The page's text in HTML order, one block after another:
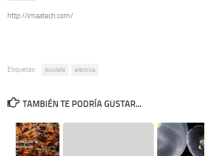
http://imaatech.com/
Etiquetas: bicicleta eléctrica
TAMBIÉN TE PODRÍA GUSTAR...